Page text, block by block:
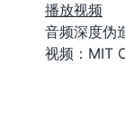
播放视频
音频深度伪
视频：MIT